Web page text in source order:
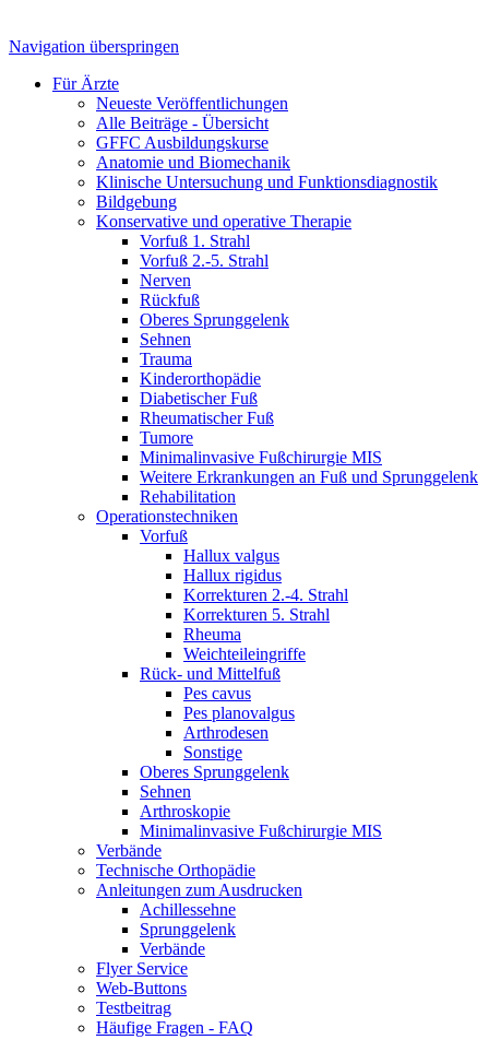
Navigation überspringen
Für Ärzte
Neueste Veröffentlichungen
Alle Beiträge - Übersicht
GFFC Ausbildungskurse
Anatomie und Biomechanik
Klinische Untersuchung und Funktionsdiagnostik
Bildgebung
Konservative und operative Therapie
Vorfuß 1. Strahl
Vorfuß 2.-5. Strahl
Nerven
Rückfuß
Oberes Sprunggelenk
Sehnen
Trauma
Kinderorthopädie
Diabetischer Fuß
Rheumatischer Fuß
Tumore
Minimalinvasive Fußchirurgie MIS
Weitere Erkrankungen an Fuß und Sprunggelenk
Rehabilitation
Operations­techniken
Vorfuß
Hallux valgus
Hallux rigidus
Korrekturen 2.-4. Strahl
Korrekturen 5. Strahl
Rheuma
Weichteileingriffe
Rück- und Mittelfuß
Pes cavus
Pes planovalgus
Arthrodesen
Sonstige
Oberes Sprunggelenk
Sehnen
Arthroskopie
Minimalinvasive Fußchirurgie MIS
Verbände
Technische Orthopädie
Anleitungen zum Ausdrucken
Achillessehne
Sprunggelenk
Verbände
Flyer Service
Web-Buttons
Testbeitrag
Häufige Fragen - FAQ